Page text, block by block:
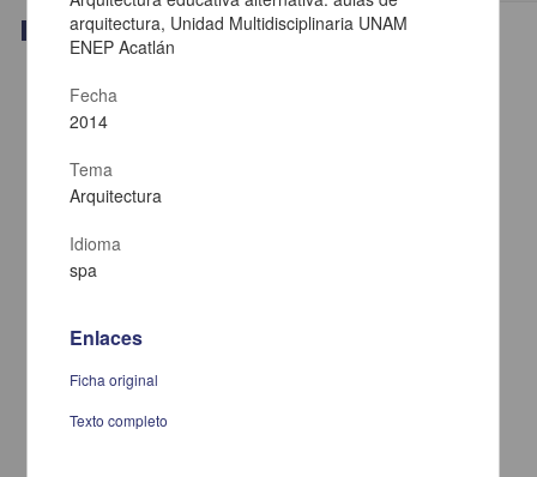
Trabajo de grado
Emociones: hacia el descubrimiento de una clase natural
2014
arquitectura, Unidad Multidisciplinaria UNAM
ENEP Acatlán
Fecha
2014
Tema
Arquitectura
Idioma
spa
Enlaces
Ficha original
Texto completo